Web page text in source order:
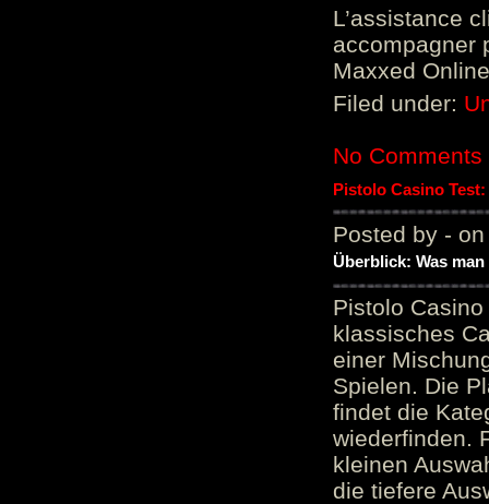
L’assistance
accompagner
Maxxed
Filed under:
No Comments
Pistolo Casino
Posted by - on
Überblick: Was
Pistolo
klassisches
einer
Spielen. Die
findet die
wiederfinden.
kleinen
die tiefere